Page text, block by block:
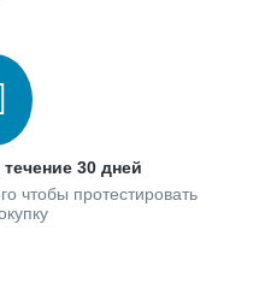
30 дней
чтобы протестировать